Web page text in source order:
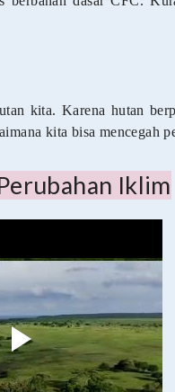
kita. Karena hutan
kita bisa mencegah
Iklim